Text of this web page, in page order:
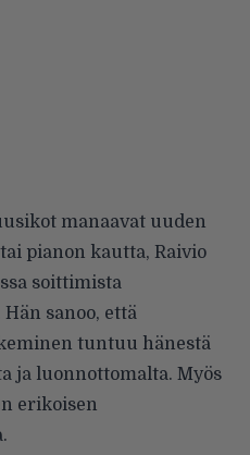
manaavat uuden
pianon kautta, Raivio
soittimista
sanoo, että
tuntuu hänestä
ja luonnottomalta. Myös
erikoisen